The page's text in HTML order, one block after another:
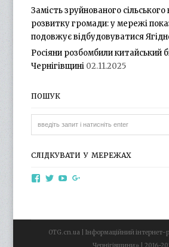
Замість зруйнованого
розвитку громади: у мережі
подовжує відбудовуватися
Росіяни розбомбили китайський
Чернігівщині 02.11.2025
ПОШУК
СЛІДКУВАТИ У МЕРЕЖАХ
ViewViewView
OTG.cn.ua | Інформаційний інтернет-